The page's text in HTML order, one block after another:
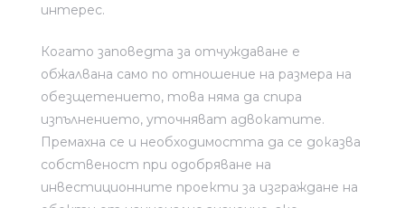
интерес.
Когато заповедта за отчуждаване е
обжалвана само по отношение на размера на
обезщетението, това няма да спира
изпълнението, уточняват адвокатите.
Премахна се и необходимостта да се доказва
собственост при одобряване на
инвестиционните проекти за изграждане на